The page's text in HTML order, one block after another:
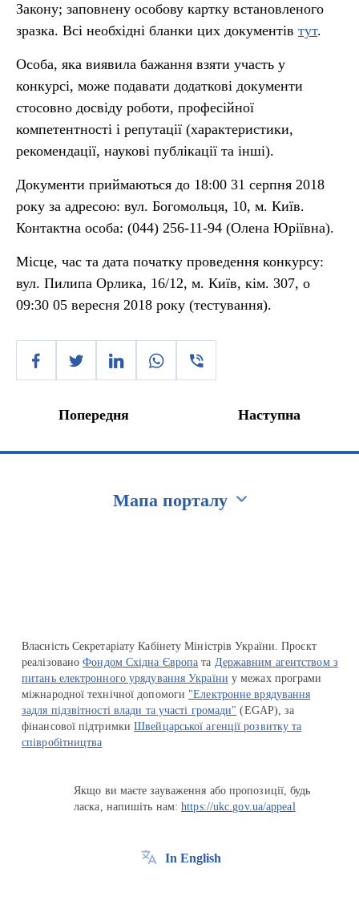
Закону; заповнену особову картку встановленого
зразка. Всі необхідні бланки цих документів тут.
Особа, яка виявила бажання взяти участь у
конкурсі, може подавати додаткові документи
стосовно досвіду роботи, професійної
компетентності і репутації (характеристики,
рекомендації, наукові публікації та інші).
Документи приймаються до 18:00 31 серпня 2018
року за адресою: вул. Богомольця, 10, м. Київ.
Контактна особа: (044) 256-11-94 (Олена Юріївна).
Місце, час та дата початку проведення конкурсу:
вул. Пилипа Орлика, 16/12, м. Київ, кім. 307, о
09:30 05 вересня 2018 року (тестування).
Попередня Наступна
Мапа порталу
Власність Секретаріату Кабінету Міністрів України. Проєкт
реалізованоФондом Східна Європа та Державним агентством з
питань електронного урядування України у межах програми
міжнародної технічної допомоги "Електронне врядування
задля підзвітності влади та участі громади" (EGAP), за
фінансової підтримкиШвейцарської агенції розвитку та
співробітництва
Якщо ви маєте зауваження або пропозиції, будь
ласка, напишіть нам:https://ukc.gov.ua/appeal
In English